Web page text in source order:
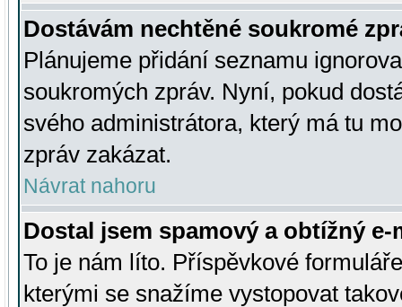
Dostávám nechtěné soukromé
Plánujeme přidání seznamu
soukromých zpráv. Nyní, pokud
svého administrátora, který má tu
zpráv zakázat.
Návrat nahoru
Dostal jsem spamový a obtížný
To je nám líto. Příspěvkové
kterými se snažíme vystopovat